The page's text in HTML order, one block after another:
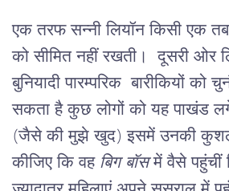
एक तरफ सन्नी लियॉन किसी एक
को सीमित नहीं रखती।
दूसरी ओर
बुनियादी पारम्परिक बारीकियों को
सकता है कुछ लोगों को यह पाखंड
(जैसे की मुझे खुद) इसमें उनकी
कीजिए कि वह बिग बॉस में वैसे पहुंचीं